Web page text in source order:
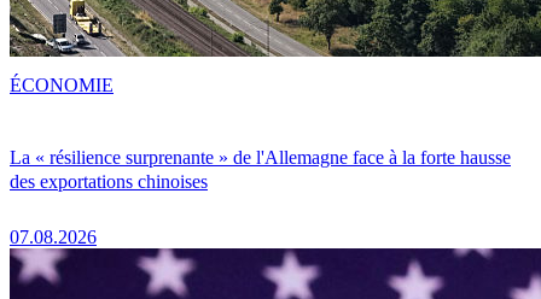
La « résilience surprenante » de l'Allemagne face à la forte hausse
des exportations chinoises
07.08.2026
ÉCONOMIE